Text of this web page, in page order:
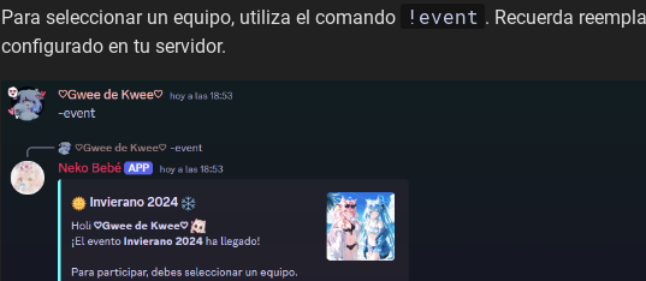
Para seleccionar un equipo, utiliza el comando !event . Recuerda
configurado en tu servidor.